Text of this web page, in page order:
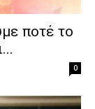
ποτέ το
0